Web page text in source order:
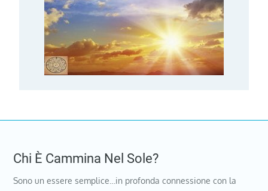
Chi È Cammina Nel Sole?
Sono un essere semplice…in profonda connessione con la